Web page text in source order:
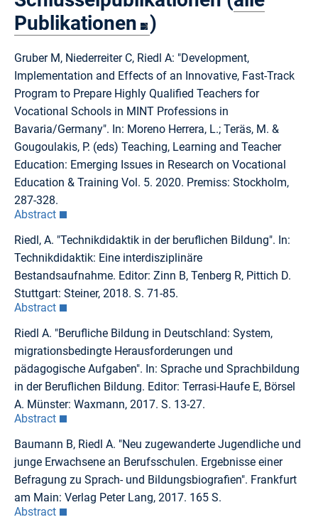
Publikationen )
Gruber M, Niederreiter C, Riedl A: "Development,
Implementation and Effects of an Innovative, Fast-Track
Program to Prepare Highly Qualified Teachers for
Vocational Schools in MINT Professions in
Bavaria/Germany". In: Moreno Herrera, L.; Teräs, M. &
Gougoulakis, P. (eds) Teaching, Learning and Teacher
Education: Emerging Issues in Research on Vocational
Education & Training Vol. 5. 2020. Premiss: Stockholm,
287-328.
Abstract
Riedl, A. "Technikdidaktik in der beruflichen Bildung". In:
Technikdidaktik: Eine interdisziplinäre
Bestandsaufnahme. Editor: Zinn B, Tenberg R, Pittich D.
Stuttgart: Steiner, 2018. S. 71-85.
Abstract
Riedl A. "Berufliche Bildung in Deutschland: System,
migrationsbedingte Herausforderungen und
pädagogische Aufgaben". In: Sprache und Sprachbildung
in der Beruflichen Bildung. Editor: Terrasi-Haufe E, Börsel
A. Münster: Waxmann, 2017. S. 13-27.
Abstract
Baumann B, Riedl A. "Neu zugewanderte Jugendliche und
junge Erwachsene an Berufsschulen. Ergebnisse einer
Befragung zu Sprach- und Bildungsbiografien". Frankfurt
am Main: Verlag Peter Lang, 2017. 165 S.
Abstract